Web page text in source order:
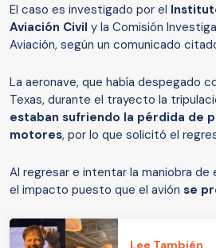
El caso es investigado por el
Aviación Civil y la Comisión
Aviación, según un comunicado
La aeronave, que había despegado
Texas, durante el trayecto la
estaban sufriendo la pérdida de
motores, por lo que solicitó el
Al regresar e intentar la maniobra de
el impacto puesto que el avión se